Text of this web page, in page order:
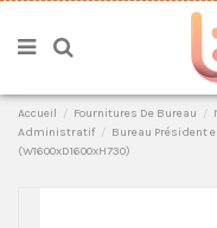
Accueil Fournitures De Bureau
Administratif
Bureau Président
(W1600xD1600xH730)